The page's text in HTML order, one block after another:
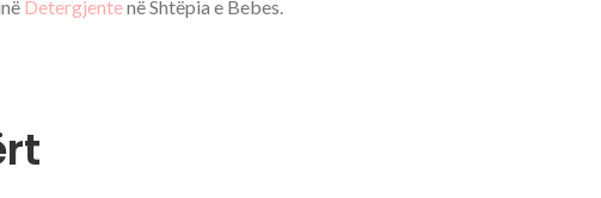
Detergjentenë Shtëpia e Bebes.